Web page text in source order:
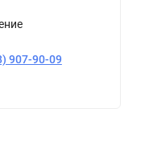
907-90-09